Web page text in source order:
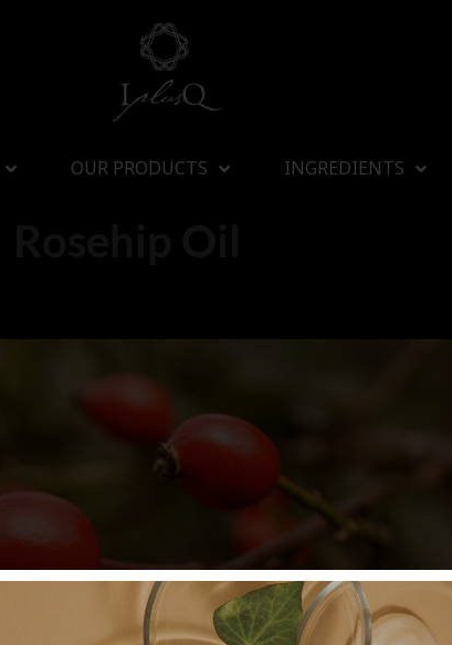
OUR PRODUCTS INGREDIENTS